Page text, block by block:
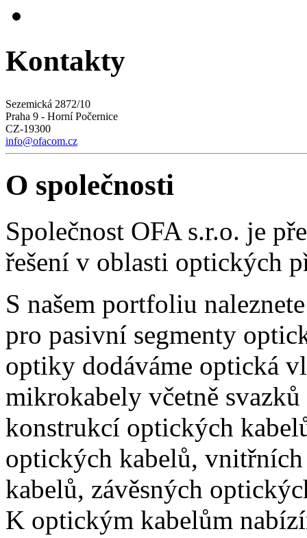
Kontakty
Sezemická 2872/10
Praha 9 - Horní Počernice
CZ-19300
info@ofacom.cz
O společnosti
Společnost OFA s.r.o. je
řešení v oblasti optických
S našem portfoliu
pro pasivní segmenty
optiky dodáváme optická
mikrokabely včetně
konstrukcí optických
optických kabelů,
kabelů, závěsných
K optickým kabelům